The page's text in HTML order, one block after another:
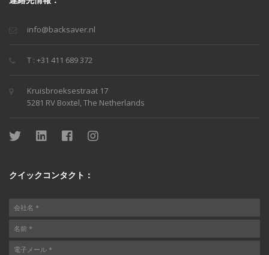
info@backsaver.nl
T : +31 411 689 372
Kruisbroeksestraat 17
5281 RV Boxtel, The Netherlands
クイックコンタクト：